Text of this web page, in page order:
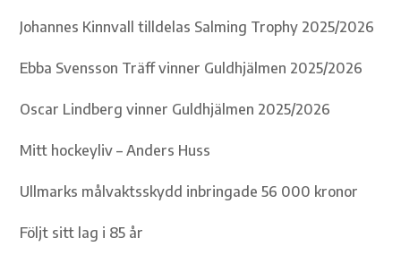
Johannes Kinnvall tilldelas Salming Trophy 2025/2026
Ebba Svensson Träff vinner Guldhjälmen 2025/2026
Oscar Lindberg vinner Guldhjälmen 2025/2026
Mitt hockeyliv – Anders Huss
Ullmarks målvaktsskydd inbringade 56 000 kronor
Följt sitt lag i 85 år